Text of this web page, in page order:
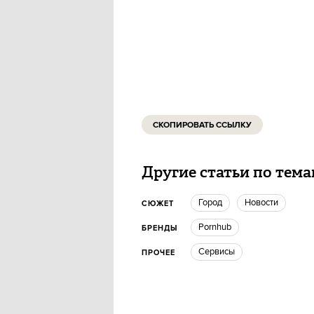
СКОПИРОВАТЬ ССЫЛКУ
Другие статьи по
СЮЖЕТ город новости
БРЕНДЫ Pornhub
ПРОЧЕЕ Сервисы